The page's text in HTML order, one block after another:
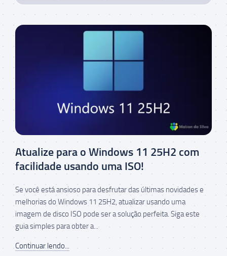
Atualize para o Windows 11 25H2 com
facilidade usando uma ISO!
Se você está ansioso para desfrutar das últimas novidades e
melhorias do Windows 11 25H2, atualizar usando uma
imagem de disco ISO pode ser a solução perfeita. Siga este
guia simples para obter a...
Continuar lendo...